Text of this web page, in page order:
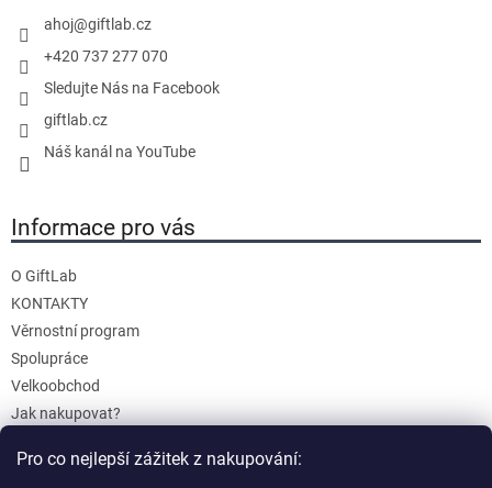
Pro co nejlepší zážitek z nakupování:
ahoj@giftlab.cz
+420 737 277 070
Sledujte Nás na Facebook
giftlab.cz
Náš kanál na YouTube
Informace pro vás
O GiftLab
KONTAKTY
Věrnostní program
Spolupráce
Velkoobchod
Jak nakupovat?
Reklamace a Vrácení